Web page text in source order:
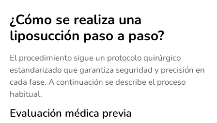
¿Cómo se realiza una
liposucción paso a paso?
El procedimiento sigue un protocolo quirúrgico
estandarizado que garantiza seguridad y precisión en
cada fase. A continuación se describe el proceso
habitual.
Evaluación médica previa